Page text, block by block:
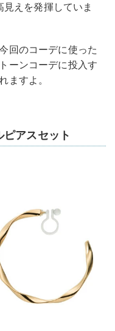
えを発揮していま
回のコーデに使った
ーンコーデに投入す
ますよ。
ピアスセット